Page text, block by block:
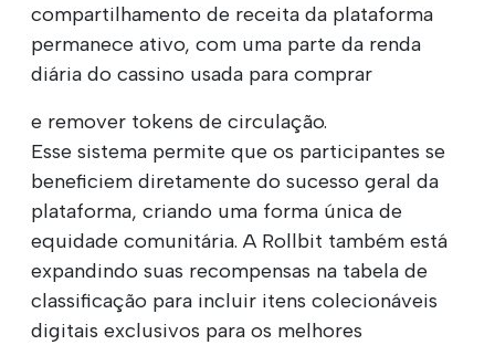
compartilhamento de receita da plataforma
permanece ativo, com uma parte da renda
diária do cassino usada para comprar
e remover tokens de circulação.
Esse sistema permite que os participantes se
beneficiem diretamente do sucesso geral da
plataforma, criando uma forma única de
equidade comunitária. A Rollbit também está
expandindo suas recompensas na tabela de
classificação para incluir itens colecionáveis
digitais exclusivos para os melhores